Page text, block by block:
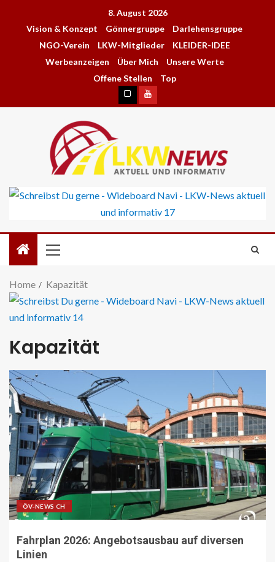
8. August 2026
Vision & Konzept
Gönnergruppe
Darlehensgruppe
NGO-Verein
LKW-Mitglieder
KLEIDER-IDEE
Werbeanzeigen
Über Mich
Unsere Werte
Offene Stellen
Top
Home Kapazität
Kapazität
ÖV-NEWS CH
Fahrplan 2026: Angebotsausbau auf diversen
Linien